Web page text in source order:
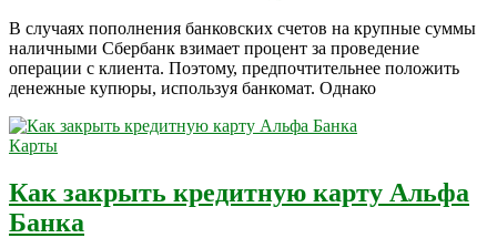
В случаях пополнения банковских счетов на крупные суммы
наличными Сбербанк взимает процент за проведение
операции с клиента. Поэтому, предпочтительнее положить
денежные купюры, используя банкомат. Однако
Карты
Как закрыть кредитную карту Альфа
Банка